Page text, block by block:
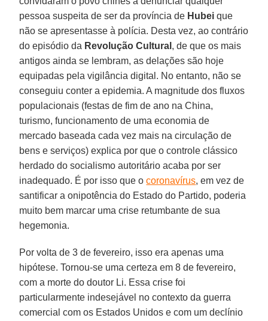
pessoa suspeita de ser da província de Hubei que
não se apresentasse à polícia. Desta vez, ao contrário
do episódio da Revolução Cultural , de que os mais
antigos ainda se lembram, as delações são hoje
equipadas pela vigilância digital. No entanto, não se
conseguiu conter a epidemia. A magnitude dos fluxos
populacionais (festas de fim de ano na China,
turismo, funcionamento de uma economia de
mercado baseada cada vez mais na circulação de
bens e serviços) explica por que o controle clássico
herdado do socialismo autoritário acaba por ser
inadequado. É por isso que ocoronavírus, em vez de
santificar a onipotência do Estado do Partido, poderia
muito bem marcar uma crise retumbante de sua
hegemonia.
Por volta de 3 de fevereiro, isso era apenas uma
hipótese. Tornou-se uma certeza em 8 de fevereiro,
com a morte do doutor Li. Essa crise foi
particularmente indesejável no contexto da guerra
comercial com os Estados Unidos e com um declínio